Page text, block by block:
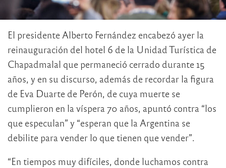
El presidente Alberto Fernández encabezó ayer la
reinauguración del hotel 6 de la Unidad Turística de
Chapadmalal que permaneció cerrado durante 15
años, y en su discurso, además de recordar la figura
de Eva Duarte de Perón, de cuya muerte se
cumplieron en la víspera 70 años, apuntó contra “los
que especulan” y “esperan que la Argentina se
debilite para vender lo que tienen que vender”.
“En tiempos muy difíciles, donde luchamos contra